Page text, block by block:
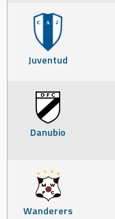
Juventud
Danubio
Wanderers